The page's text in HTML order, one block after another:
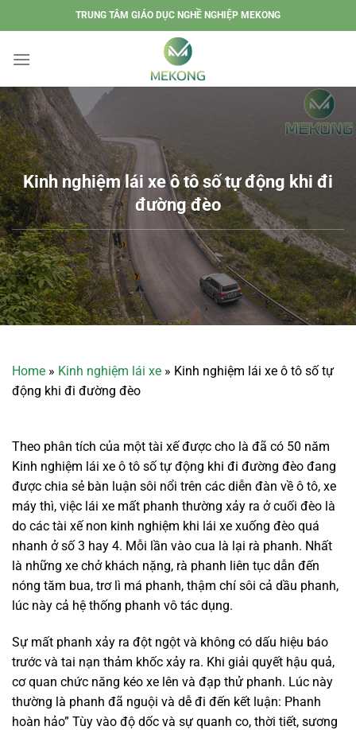
đến
dung
TRUNG TÂM GIÁO DỤC NGHỀ NGHIỆP MEKONG
Kinh nghiệm lái xe ô tô số tự động khi đi
đường đèo
Home » Kinh nghiệm lái xe » Kinh nghiệm lái xe ô tô số tự
động khi đi đường đèo
Theo phân tích của một tài xế được cho là đã có 50 năm
Kinh nghiệm lái xe ô tô số tự động khi đi đường đèo đang
được chia sẻ bàn luận sôi nổi trên các diễn đàn về ô tô, xe
máy thì, việc lái xe mất phanh thường xảy ra ở cuối đèo là
do các tài xế non kinh nghiệm khi lái xe xuống đèo quá
nhanh ở số 3 hay 4. Mỗi lần vào cua là lại rà phanh. Nhất
là những xe chở khách nặng, rà phanh liên tục dẫn đến
nóng tăm bua, trơ lì má phanh, thậm chí sôi cả dầu phanh,
lúc này cả hệ thống phanh vô tác dụng.
Sự mất phanh xảy ra đột ngột và không có dấu hiệu báo
trước và tai nạn thảm khốc xảy ra. Khi giải quyết hậu quả,
cơ quan chức năng kéo xe lên và đạp thử phanh. Lúc này
thường là phanh đã nguội và dễ đi đến kết luận: Phanh
hoàn hảo” Tùy vào độ dốc và sự quanh co, thời tiết, sương